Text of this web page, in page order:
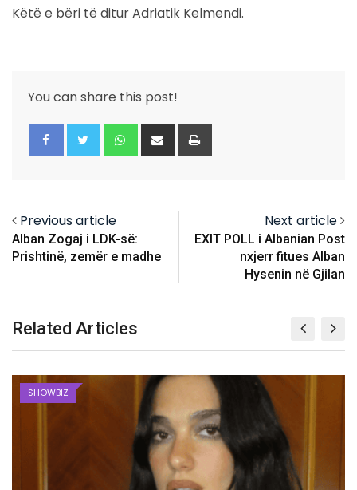
Këtë e bëri të ditur Adriatik Kelmendi.
You can share this post!
Whatsapp
Share
via
Previous article
Alban Zogaj i LDK-së:
Prishtinë, zemër e madhe
Next article
EXIT POLL i Albanian Post
nxjerr fitues Alban
Hysenin në Gjilan
Related Articles
SHOWBIZ